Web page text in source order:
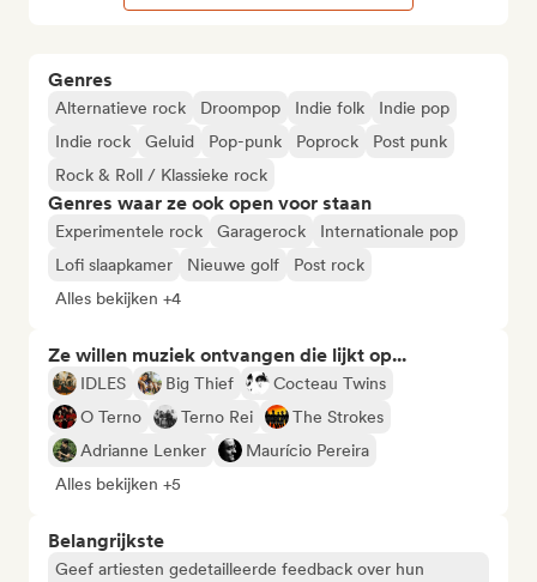
Genres
Alternatieve rock Droompop Indie folk
Indie pop
Indie rock
Geluid Pop-punk Poprock
Post punk
Rock & Roll / Klassieke rock
Genres waar ze ook open voor staan
Experimentele rock Garagerock
Internationale pop
Lofi slaapkamer
Nieuwe golf
Post rock
Alles bekijken +4
Ze willen muziek ontvangen die lijkt op...
IDLES Big Thief
Cocteau Twins
O Terno
Terno Rei
The Strokes
Adrianne Lenker
Maurício Pereira
Alles bekijken +5
Belangrijkste
Geef artiesten gedetailleerde feedback over hun